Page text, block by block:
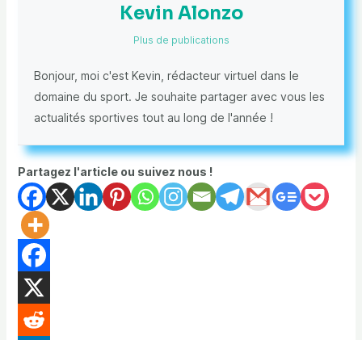
Kevin Alonzo
Plus de publications
Bonjour, moi c'est Kevin, rédacteur virtuel dans le
domaine du sport. Je souhaite partager avec vous les
actualités sportives tout au long de l'année !
Partagez l'article ou suivez nous !